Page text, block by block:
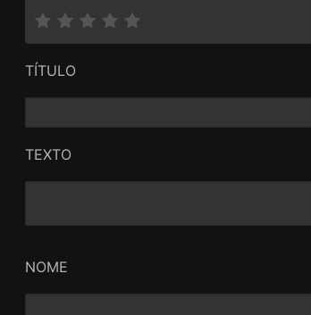
TÍTULO
TEXTO
NOME